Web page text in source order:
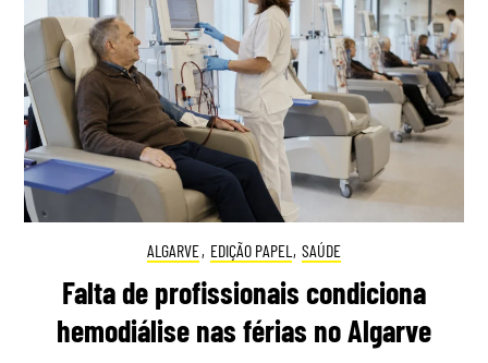
ALGARVE, EDIÇÃO PAPEL , SAÚDE
Falta de profissionais condiciona
hemodiálise nas férias no Algarve